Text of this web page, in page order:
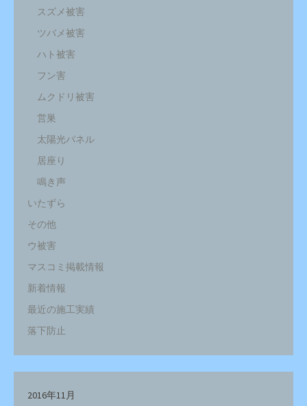
スズメ被害
ツバメ被害
ハト被害
フン害
ムクドリ被害
営巣
太陽光パネル
居座り
鳴き声
いたずら
その他
ウ被害
マスコミ掲載情報
新着情報
最近の施工実績
落下防止
2016年11月